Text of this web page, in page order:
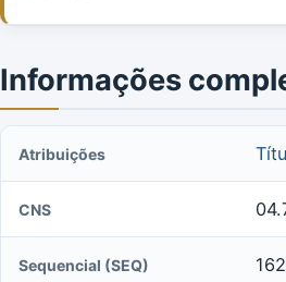
Informações
Atribuições
CNS
Sequencial (SEQ)